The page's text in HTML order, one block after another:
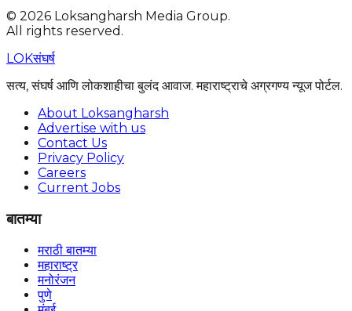
© 2026 Loksangharsh Media Group.
All rights reserved.
LOKसंघर्ष
सत्य, संघर्ष आणि लोकशाहीचा बुलंद आवाज. महाराष्ट्राचे अग्रगण्य न्यूज पोर्टल.
About Loksangharsh
Advertise with us
Contact Us
Privacy Policy
Careers
Current Jobs
बातम्या
मराठी बातम्या
महाराष्ट्र
मनोरंजन
पुणे